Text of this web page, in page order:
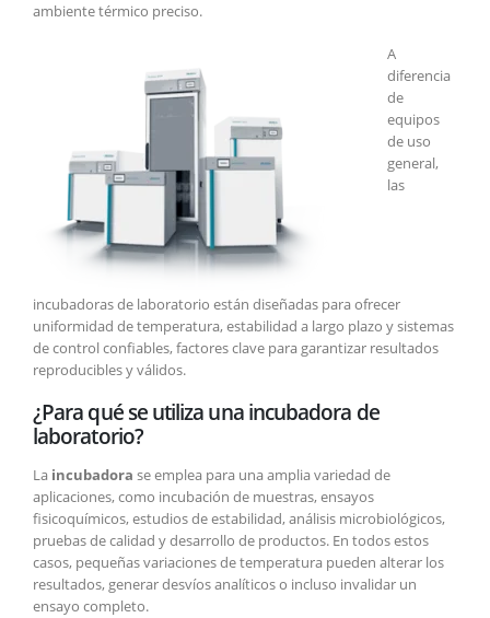
ambiente térmico preciso.
A
diferencia
de
equipos
de uso
general,
las
incubadoras de laboratorio están diseñadas para ofrecer
uniformidad de temperatura, estabilidad a largo plazo y sistemas
de control confiables, factores clave para garantizar resultados
reproducibles y válidos.
¿Para qué se utiliza una incubadora de
laboratorio?
La incubadora se emplea para una amplia variedad de
aplicaciones, como incubación de muestras, ensayos
fisicoquímicos, estudios de estabilidad, análisis microbiológicos,
pruebas de calidad y desarrollo de productos. En todos estos
casos, pequeñas variaciones de temperatura pueden alterar los
resultados, generar desvíos analíticos o incluso invalidar un
ensayo completo.